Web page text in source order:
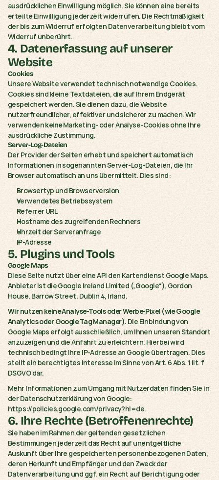
ausdrücklichen Einwilligung möglich. Sie können eine bereits
erteilte Einwilligung jederzeit widerrufen. Die Rechtmäßigkeit
der bis zum Widerruf erfolgten Datenverarbeitung bleibt vom
Widerruf unberührt.
4. Datenerfassung auf unserer
Website
Cookies
Unsere Website verwendet technisch notwendige Cookies.
Cookies sind kleine Textdateien, die auf Ihrem Endgerät
gespeichert werden. Sie dienen dazu, die Website
nutzerfreundlicher, effektiver und sicherer zu machen. Wir
verwenden keine Marketing- oder Analyse-Cookies ohne Ihre
ausdrückliche Zustimmung.
Server-Log-Dateien
Der Provider der Seiten erhebt und speichert automatisch
Informationen in sogenannten Server-Log-Dateien, die Ihr
Browser automatisch an uns übermittelt. Dies sind:
Browsertyp und Browserversion
Verwendetes Betriebssystem
Referrer URL
Hostname des zugreifenden Rechners
Uhrzeit der Serveranfrage
IP-Adresse
5. Plugins und Tools
Google Maps
Diese Seite nutzt über eine API den Kartendienst Google Maps.
Anbieter ist die Google Ireland Limited („Google“), Gordon
House, Barrow Street, Dublin 4, Irland.
Wir nutzen keine Analyse-Tools oder Werbe-Pixel (wie Google
Analytics oder Google Tag Manager). Die Einbindung von
Google Maps erfolgt ausschließlich, um Ihnen unseren Standort
anzuzeigen und die Anfahrt zu erleichtern. Hierbei wird
technisch bedingt Ihre IP-Adresse an Google übertragen. Dies
stellt ein berechtigtes Interesse im Sinne von Art. 6 Abs. 1 lit. f
DSGVO dar.
Mehr Informationen zum Umgang mit Nutzerdaten finden Sie in
https://policies.google.com/privacy?hl=de.
6. Ihre Rechte (Betroffenenrechte)
Sie haben im Rahmen der geltenden gesetzlichen
Bestimmungen jederzeit das Recht auf unentgeltliche
Auskunft über Ihre gespeicherten personenbezogenen Daten,
deren Herkunft und Empfänger und den Zweck der
Datenverarbeitung und ggf. ein Recht auf Berichtigung oder